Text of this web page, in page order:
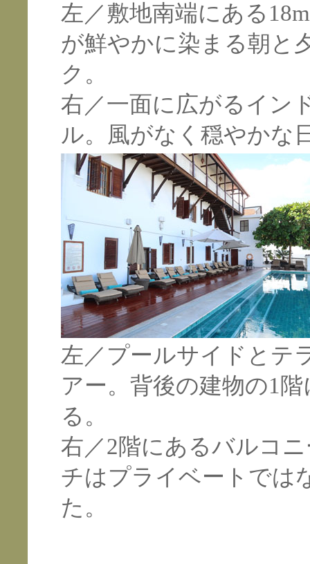
左／敷地南端にある
が鮮やかに染まる朝と
ク。
右／一面に広がるイン
ル。風がなく穏やかな
左／プールサイドとテ
アー。背後の建物の1
る。
右／2階にあるバルコ
チはプライベートでは
た。